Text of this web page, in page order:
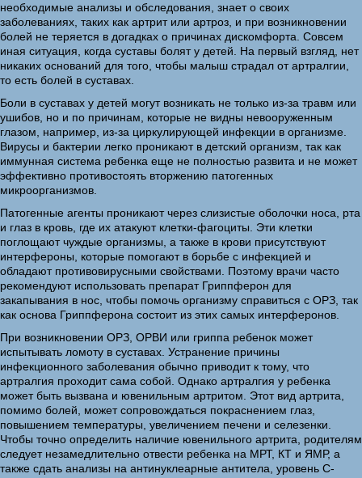
необходимые анализы и обследования, знает о своих
заболеваниях, таких как артрит или артроз, и при возникновении
болей не теряется в догадках о причинах дискомфорта. Совсем
иная ситуация, когда суставы болят у детей. На первый взгляд, нет
никаких оснований для того, чтобы малыш страдал от артралгии,
то есть болей в суставах.
Боли в суставах у детей могут возникать не только из-за травм или
ушибов, но и по причинам, которые не видны невооруженным
глазом, например, из-за циркулирующей инфекции в организме.
Вирусы и бактерии легко проникают в детский организм, так как
иммунная система ребенка еще не полностью развита и не может
эффективно противостоять вторжению патогенных
микроорганизмов.
Патогенные агенты проникают через слизистые оболочки носа, рта
и глаз в кровь, где их атакуют клетки-фагоциты. Эти клетки
поглощают чуждые организмы, а также в крови присутствуют
интерфероны, которые помогают в борьбе с инфекцией и
обладают противовирусными свойствами. Поэтому врачи часто
рекомендуют использовать препарат Гриппферон для
закапывания в нос, чтобы помочь организму справиться с ОРЗ, так
как основа Гриппферона состоит из этих самых интерферонов.
При возникновении ОРЗ, ОРВИ или гриппа ребенок может
испытывать ломоту в суставах. Устранение причины
инфекционного заболевания обычно приводит к тому, что
артралгия проходит сама собой. Однако артралгия у ребенка
может быть вызвана и ювенильным артритом. Этот вид артрита,
помимо болей, может сопровождаться покраснением глаз,
повышением температуры, увеличением печени и селезенки.
Чтобы точно определить наличие ювенильного артрита, родителям
следует незамедлительно отвести ребенка на МРТ, КТ и ЯМР, а
также сдать анализы на антинуклеарные антитела, уровень С-